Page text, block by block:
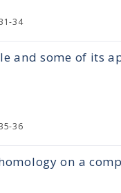
34
and some of its
36
on a